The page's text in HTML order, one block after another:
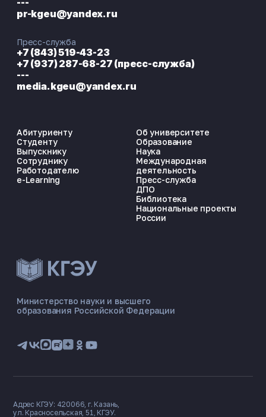
ЭНЕРГОКОД — ПОМОЩНИК КГЭУ
📋 Приёмная комиссия
🏠 Общежитие
Министерство науки и высшего
образования Российской Федерации
Абитуриенту
Студенту
Выпускнику
Сотруднику
Работодателю
e-Learning
Об университете
Образование
Наука
Международная
деятельность
Пресс-служба
ДПО
Библиотека
Национальные проекты
России
pr-kgeu@yandex.ru
Пресс-служба
+7 (843) 519-43-23
+7 (937) 287-68-27 (пресс-служба)
---
media.kgeu@yandex.ru
Адрес КГЭУ: 420066, г. Казань,
ул. Красносельская, 51, КГЭУ.